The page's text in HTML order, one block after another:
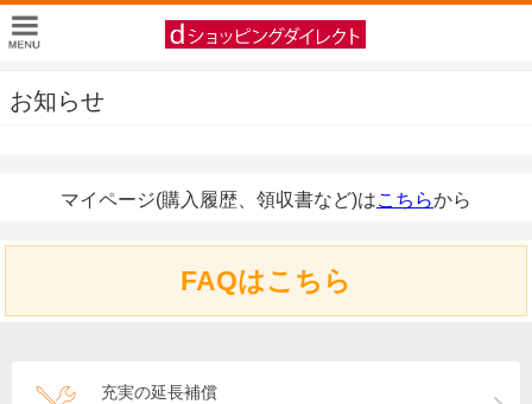
お知らせ
マイページ(購入履歴、領収書など)はこちらから
FAQはこちら
充実の延長補償